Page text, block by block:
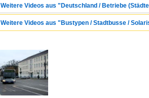
Weitere Videos aus "Deutschland / Betriebe
Weitere Videos aus "Bustypen / Stadtbusse /